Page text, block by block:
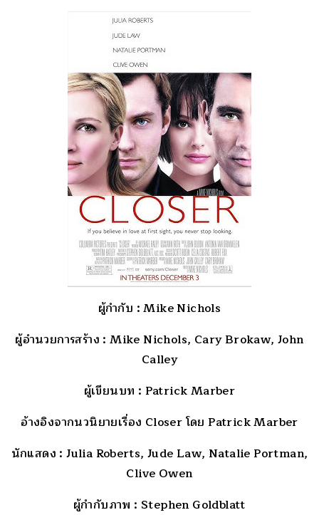
ผู้กำกับ : Mike Nichols
ผู้อำนวยการสร้าง : Mike Nichols, Cary Brokaw, John
Calley
ผู้เขียนบท : Patrick Marber
อ้างอิงจากนวนิยายเรื่อง Closer โดย Patrick Marber
นักแสดง : Julia Roberts, Jude Law, Natalie Portman,
Clive Owen
ผู้กำกับภาพ : Stephen Goldblatt